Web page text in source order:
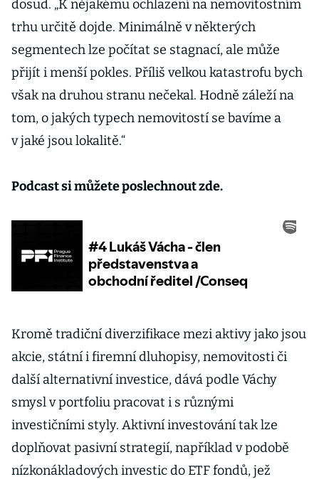
dosud. „K nějakému ochlazení na nemovitostním
trhu určitě dojde. Minimálně v některých
segmentech lze počítat se stagnací, ale může
přijít i menší pokles. Příliš velkou katastrofu bych
však na druhou stranu nečekal. Hodně záleží na
tom, o jakých typech nemovitostí se bavíme a
v jaké jsou lokalitě.“
Podcast si můžete poslechnout zde.
Kromě tradiční diverzifikace mezi aktivy jako jsou
akcie, státní i firemní dluhopisy, nemovitosti či
další alternativní investice, dává podle Váchy
smysl v portfoliu pracovat i s různými
investičními styly. Aktivní investování tak lze
doplňovat pasivní strategií, například v podobě
nízkonákladových investic do ETF fondů, jež